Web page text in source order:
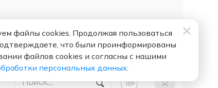
18+
файлы cookies. Продолжая пользоваться
что были проинформированы
файлов cookies и согласны с нашими
персональных данных.